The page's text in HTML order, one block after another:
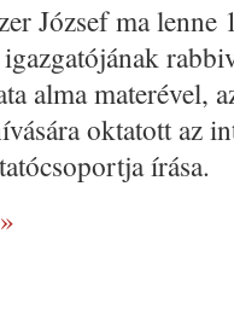
József ma
alma materével,
oktatott az
írása.